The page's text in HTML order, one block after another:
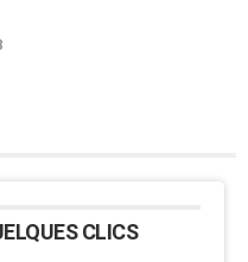
CLICS